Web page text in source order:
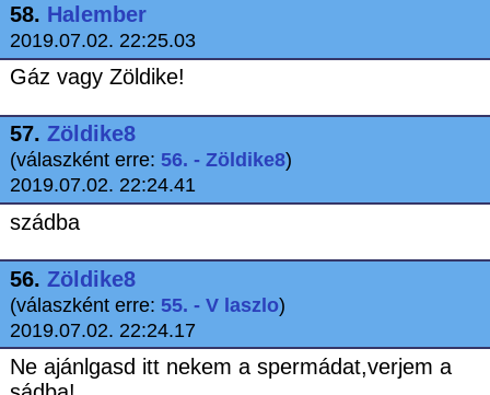
58. Halember
2019.07.02. 22:25.03
Gáz vagy Zöldike!
57. Zöldike8
(válaszként erre: 56. - Zöldike8)
2019.07.02. 22:24.41
szádba
56. Zöldike8
(válaszként erre: 55. - V laszlo)
2019.07.02. 22:24.17
Ne ajánlgasd itt nekem a spermádat,verjem a